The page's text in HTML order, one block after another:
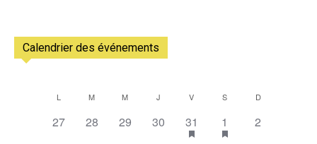
Calendrier des événements
Calendrier
de
L M M J V S D
0
27
0
28
0
29
0
évènement,
30
1
évènement,
31
2
évènements,
1
0
2